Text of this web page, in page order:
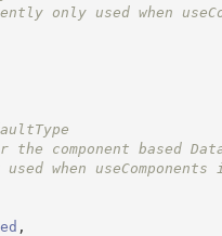
used when
based
useComponents
,